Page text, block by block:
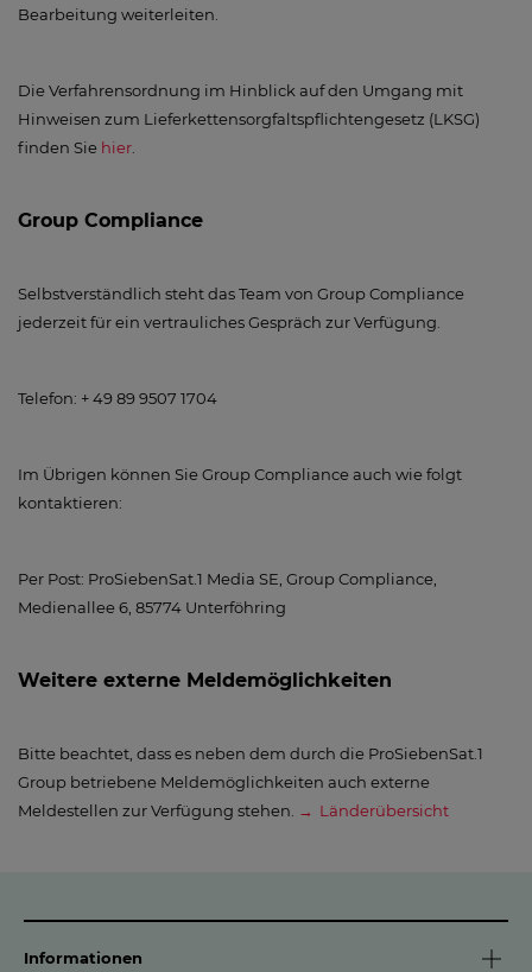
Bearbeitung weiterleiten.
Die Verfahrensordnung im Hinblick auf den Umgang mit
Hinweisen zum Lieferkettensorgfaltspflichtengesetz (LKSG)
finden Sie hier
Group Compliance
Selbstverständlich steht das Team von Group Compliance
jederzeit für ein vertrauliches Gespräch zur Verfügung.
Telefon: + 49 89 9507 1704
Im Übrigen können Sie Group Compliance auch wie folgt
kontaktieren:
Per Post: ProSiebenSat.1 Media SE, Group Compliance,
Medienallee 6, 85774 Unterföhring
Weitere externe Meldemöglichkeiten
Bitte beachtet, dass es neben dem durch die ProSiebenSat.1
Group betriebene Meldemöglichkeiten auch externe
Meldestellen zur Verfügung stehen.
Länderübersicht
Informationen